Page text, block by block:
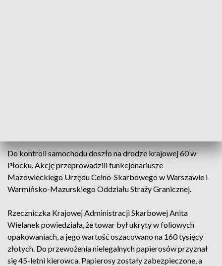
Do kontroli samochodu doszło na drodze krajowej 60 w
Płocku. Akcję przeprowadzili funkcjonariusze
Mazowieckiego Urzędu Celno-Skarbowego w Warszawie i
Warmińsko-Mazurskiego Oddziału Straży Granicznej.
Rzeczniczka Krajowej Administracji Skarbowej Anita
Wielanek powiedziała, że towar był ukryty w foliowych
opakowaniach, a jego wartość oszacowano na 160 tysięcy
złotych. Do przewożenia nielegalnych papierosów przyznał
się 45-letni kierowca. Papierosy zostały zabezpieczone, a